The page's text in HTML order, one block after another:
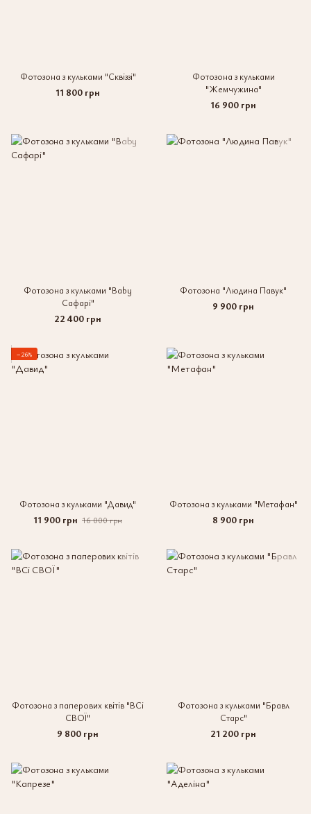
Фотозона з кульками "Сквіззі"
11 800 грн
Фотозона з кульками
"Жемчужина"
16 900 грн
Фотозона з кульками "Baby
Сафарі"
22 400 грн
Фотозона "Людина Павук"
9 900 грн
−26%
Фотозона з кульками "Давид"
11 900 грн 16 000 грн
Фотозона з кульками "Метафан"
8 900 грн
Фотозона з паперових квітів "ВСі
СВОЇ"
9 800 грн
Фотозона з кульками "Бравл
Старс"
21 200 грн